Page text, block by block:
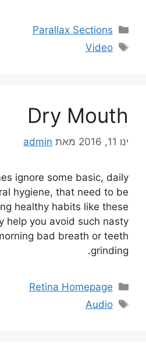
Parallax Sections
Video
Dry Mouth
ינו 11, 2016 מאת admin
ignore some basic, daily
hygiene, that need to be
healthy habits like these
help you avoid such nasty
bad breath or teeth
grinding.
Retina Homepage
Audio